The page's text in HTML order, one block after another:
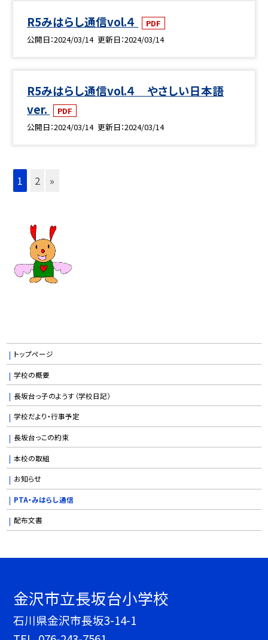
R5みはらし通信vol.４
PDF
公開日 2024/03/14 更新日 2024/03/14
R5みはらし通信vol.４ やさしい日本語
ver.
PDF
公開日 2024/03/14 更新日 2024/03/14
1 2 »
トップページ
学校の概要
長坂台っ子のようす（学校日記）
学校だより・行事予定
長坂台っこの約束
本校の取組
お知らせ
PTA・みはらし通信
配布文書
金沢市立長坂台小学校
石川県金沢市長坂3-14-1